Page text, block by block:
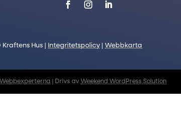
Hus | Integritetspolicy Webbkarta
| Drivs av Weekend WordPress Solution